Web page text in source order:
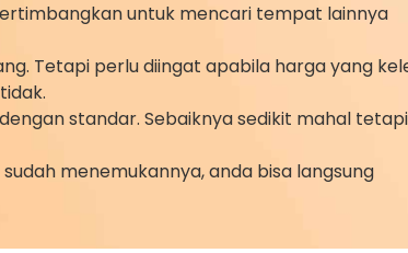
untuk mencari tempat lainnya
Tetapi perlu diingat apabila harga yang
standar. Sebaiknya sedikit mahal
menemukannya, anda bisa langsung